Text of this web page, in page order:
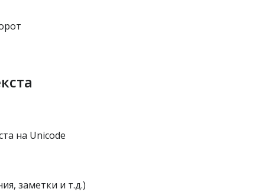
на Unicode
заметки и т.д.)